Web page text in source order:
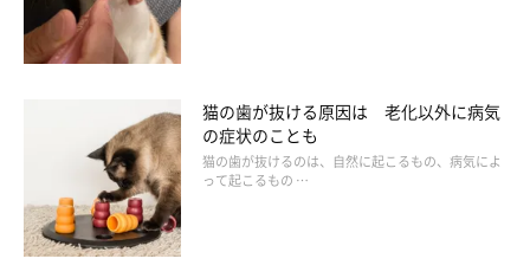
猫の歯が抜ける原因は 老化以外に病気
の症状のことも
猫の歯が抜けるのは、自然に起こるもの、病気によ
って起こるもの …